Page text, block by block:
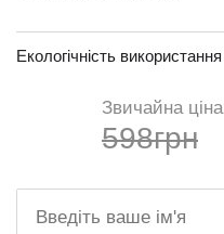
Екологічність використання
Звичайна ціна
598грн